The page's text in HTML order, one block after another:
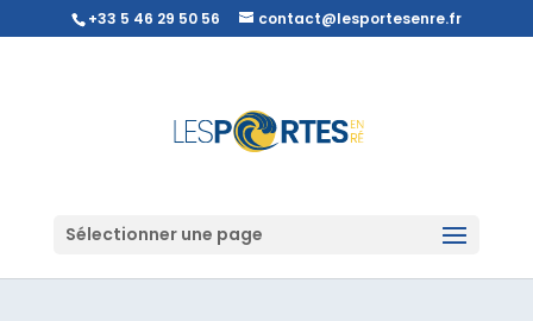
+33 5 46 29 50 56 contact@lesportesenre.fr
Sélectionner une page